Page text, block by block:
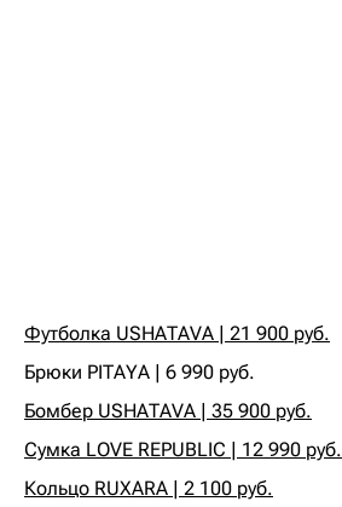
Футболка USHATAVA | 21 900 руб.
Брюки PITAYA | 6 990 руб.
Бомбер USHATAVA | 35 900 руб.
Сумка LOVE REPUBLIC | 12 990 руб.
Кольцо RUXARA | 2 100 руб.